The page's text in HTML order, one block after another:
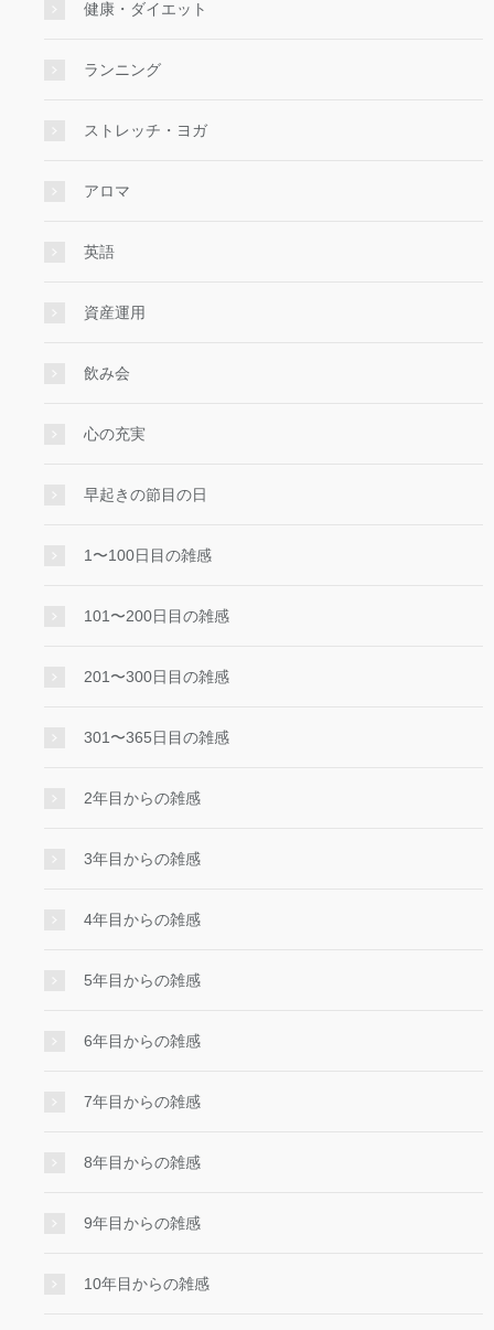
健康・ダイエット
ランニング
ストレッチ・ヨガ
アロマ
英語
資産運用
飲み会
心の充実
早起きの節目の日
1〜100日目の雑感
101〜200日目の雑感
201〜300日目の雑感
301〜365日目の雑感
2年目からの雑感
3年目からの雑感
4年目からの雑感
5年目からの雑感
6年目からの雑感
7年目からの雑感
8年目からの雑感
9年目からの雑感
10年目からの雑感